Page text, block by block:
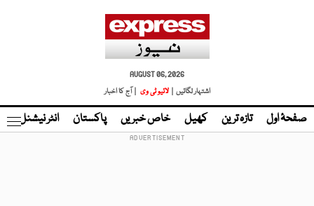
AUGUST 06, 2026
اشتہار لگائیں |
لائیو ٹی وی | آج کا اخبار
صفحۂ اول تازہ ترین کھیل خاص خبریں پاکستان انٹر نیشنل